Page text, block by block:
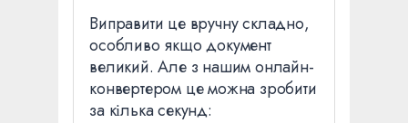
Виправити це вручну складно,
особливо якщо документ
великий. Але з нашим онлайн-
конвертером це можна зробити
за кілька секунд: